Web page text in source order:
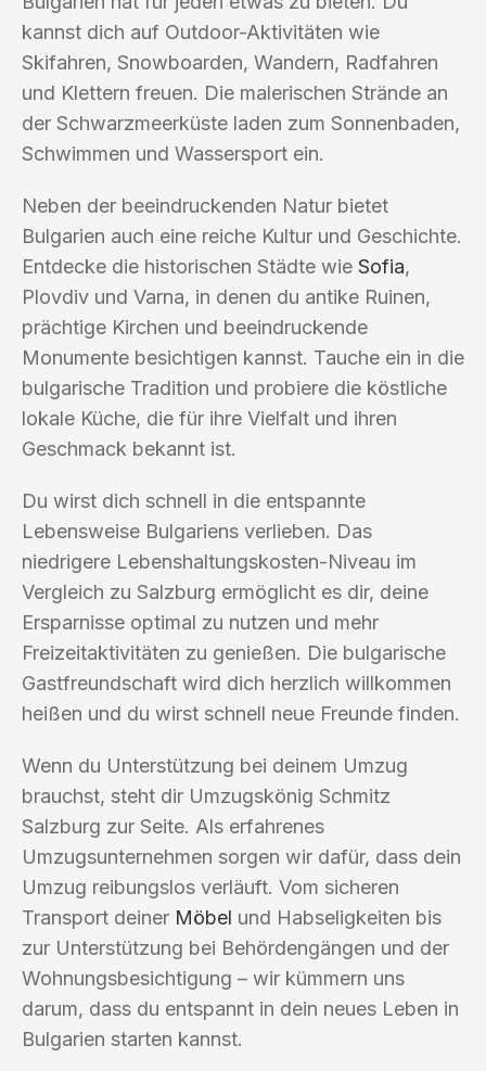
kannst dich auf Outdoor-Aktivitäten wie
Skifahren, Snowboarden, Wandern, Radfahren
und Klettern freuen. Die malerischen Strände an
der Schwarzmeerküste laden zum Sonnenbaden,
Schwimmen und Wassersport ein.
Neben der beeindruckenden Natur bietet
Bulgarien auch eine reiche Kultur und Geschichte.
Entdecke die historischen Städte wie Sofia,
Plovdiv und Varna, in denen du antike Ruinen,
prächtige Kirchen und beeindruckende
Monumente besichtigen kannst. Tauche ein in die
bulgarische Tradition und probiere die köstliche
lokale Küche, die für ihre Vielfalt und ihren
Geschmack bekannt ist.
Du wirst dich schnell in die entspannte
Lebensweise Bulgariens verlieben. Das
niedrigere Lebenshaltungskosten-Niveau im
Vergleich zu Salzburg ermöglicht es dir, deine
Ersparnisse optimal zu nutzen und mehr
Freizeitaktivitäten zu genießen. Die bulgarische
Gastfreundschaft wird dich herzlich willkommen
heißen und du wirst schnell neue Freunde finden.
Wenn du Unterstützung bei deinem Umzug
brauchst, steht dir Umzugskönig Schmitz
Salzburg zur Seite. Als erfahrenes
Umzugsunternehmen sorgen wir dafür, dass dein
Umzug reibungslos verläuft. Vom sicheren
Transport deiner Möbel und Habseligkeiten bis
zur Unterstützung bei Behördengängen und der
Wohnungsbesichtigung – wir kümmern uns
darum, dass du entspannt in dein neues Leben in
Bulgarien starten kannst.